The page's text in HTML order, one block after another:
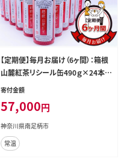
【定期便】毎月お届け（6ヶ間）：箱根
山麓紅茶リシール缶490ｇ×24本入
【お茶 足柄茶 神奈川県 南足柄市 】
寄付金額
57,000円
神奈川県南足柄市
常温